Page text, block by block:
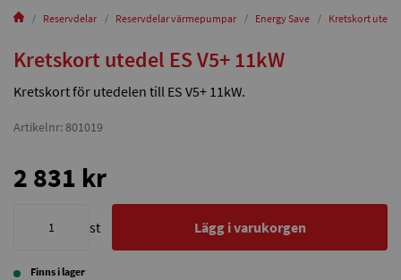
Reservdelar Reservdelar värmepumpar Energy Save Kretskort utedel
Kretskort utedel ES V5+ 11kW
Kretskort för utedelen till ES V5+ 11kW.
Artikelnr: 801019
2 831 kr
st Lägg i varukorgen
Finns i lager